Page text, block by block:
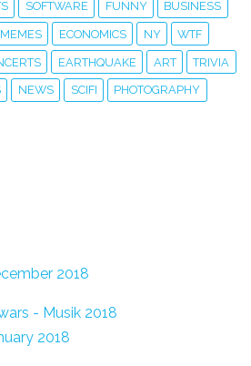
SOFTWARE FUNNY BUSINESS
MEMES ECONOMICS NY WTF
EARTHQUAKE ART TRIVIA
NEWS SCIFI PHOTOGRAPHY
2018
- Musik 2018
2018